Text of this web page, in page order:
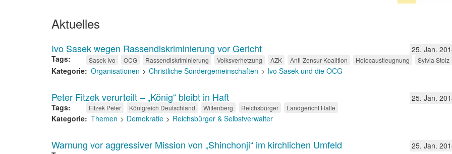
Aktuelles
25. Jan.
Ivo Sasek wegen Rassendiskriminierung vor Gericht
Tags Sasek Ivo OCG Rassendiskriminierung Volksverhetzung AZK Anti-Zensur-Koalition Holocaustleugnung Sylvia Stolz
Kategorie Organisationen Christliche Sondergemeinschaften Ivo Sasek und die OCG
25. Jan.
Peter Fitzek verurteilt – „König“ bleibt in Haft
Tags Fitzek Peter Königreich Deutschland Wittenberg Reichsbürger Landgericht Halle
Kategorie Themen Demokratie Reichsbürger & Selbstverwalter
25. Jan.
Warnung vor aggressiver Mission von „Shinchonji“ im kirchlichen Umfeld